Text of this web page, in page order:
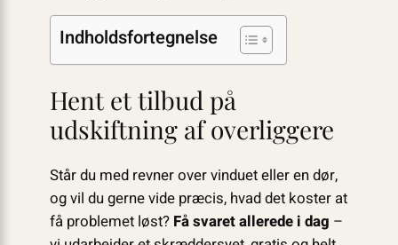
Indholdsfortegnelse
Hent et tilbud på
udskiftning af overliggere
Står du med revner over vinduet eller en dør,
og vil du gerne vide præcis, hvad det koster at
få problemet løst? Få svaret allerede i dag –